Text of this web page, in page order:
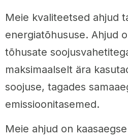
Meie kvaliteetsed ahjud
energiatõhususe. Ahjud
tõhusate
maksimaalselt ära
soojuse, tagades
emissioonitasemed.
Meie ahjud on